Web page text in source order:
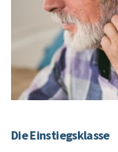
Die Einstiegsklasse